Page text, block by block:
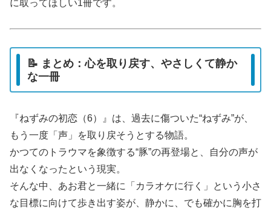
に取ってほしい1冊です。
📝 まとめ：心を取り戻す、やさしくて静か
な一冊
『ねずみの初恋（6）』は、過去に傷ついた“ねずみ”が、
もう一度「声」を取り戻そうとする物語。
かつてのトラウマを象徴する“豚”の再登場と、自分の声が
出なくなったという現実。
そんな中、あお君と一緒に「カラオケに行く」という小さ
な目標に向けて歩き出す姿が、静かに、でも確かに胸を打